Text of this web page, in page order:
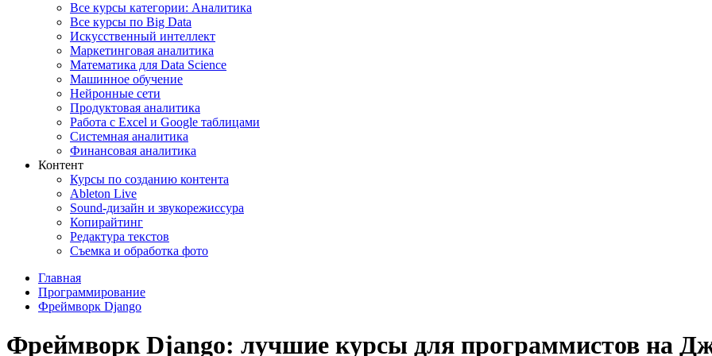
Все курсы категории: Аналитика
Все курсы по Big Data
Искусственный интеллект
Маркетинговая аналитика
Математика для Data Science
Машинное обучение
Нейронные сети
Продуктовая аналитика
Работа с Excel и Google таблицами
Системная аналитика
Финансовая аналитика
Контент
Курсы по созданию контента
Ableton Live
Sound-дизайн и звукорежиссура
Копирайтинг
Редактура текстов
Съемка и обработка фото
Главная
Программирование
Фреймворк Django
Фреймворк Django: лучшие курсы для программистов на